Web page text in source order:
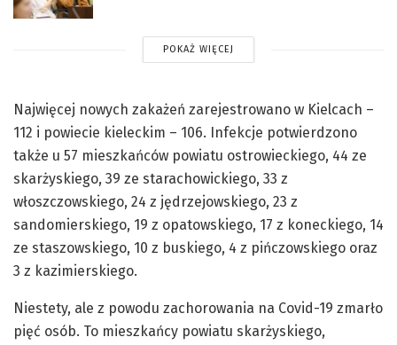
POKAŻ WIĘCEJ
Najwięcej nowych zakażeń zarejestrowano w Kielcach –
112 i powiecie kieleckim – 106. Infekcje potwierdzono
także u 57 mieszkańców powiatu ostrowieckiego, 44 ze
skarżyskiego, 39 ze starachowickiego, 33 z
włoszczowskiego, 24 z jędrzejowskiego, 23 z
sandomierskiego, 19 z opatowskiego, 17 z koneckiego, 14
ze staszowskiego, 10 z buskiego, 4 z pińczowskiego oraz
3 z kazimierskiego.
Niestety, ale z powodu zachorowania na Covid-19 zmarło
pięć osób. To mieszkańcy powiatu skarżyskiego,